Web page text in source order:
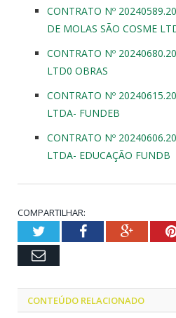
CONTRATO Nº
DE MOLAS SÃO COSME
CONTRATO Nº
LTD0 OBRAS
CONTRATO Nº
LTDA- FUNDEB
CONTRATO Nº
LTDA- EDUCAÇÃO FUNDB
COMPARTILHAR:
TwitterFacebook
Email
CONTEÚDO RELACIONADO